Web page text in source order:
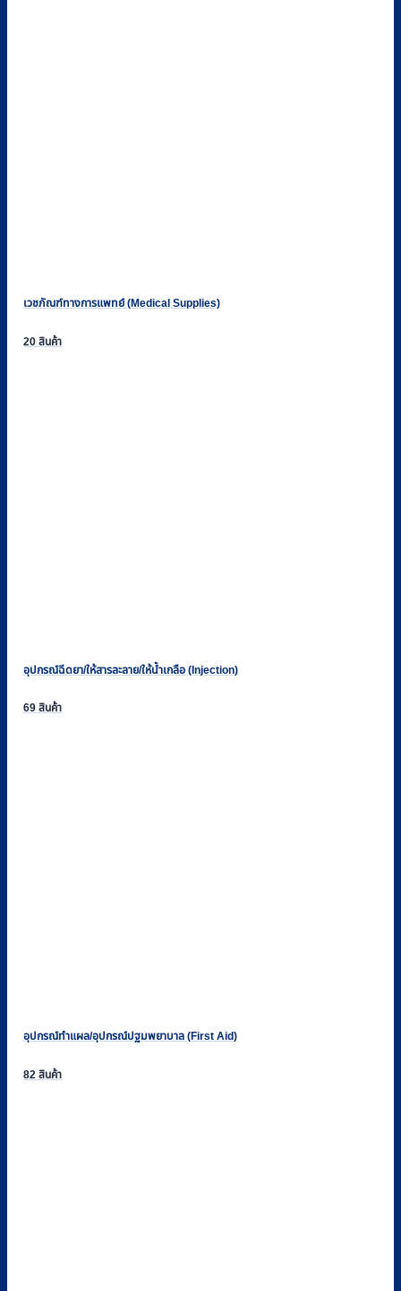
เวชภัณฑ์ทางการแพทย์ (Medical Supplies)
20 สินค้า
อุปกรณ์ฉีดยา/ให้สารละลาย/ให้น้ำเกลือ (Injection)
69 สินค้า
อุปกรณ์ทำแผล/อุปกรณ์ปฐมพยาบาล (First Aid)
82 สินค้า